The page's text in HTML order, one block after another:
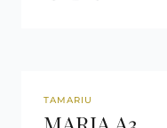
REF: CM2388
TAMARIU